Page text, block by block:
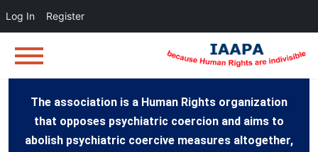
The association is a Human Rights organization
that opposes psychiatric coercion and aims to
abolish psychiatric coercive measures altogether,
Log In Register